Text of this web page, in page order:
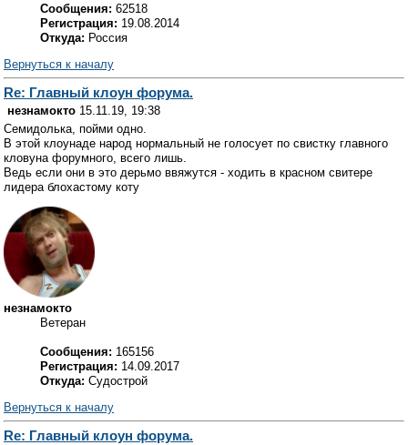
Сообщения: 62518
Регистрация: 19.08.2014
Откуда: Россия
Вернуться к началу
Re: Главный клоун форума.
незнамокто 15.11.19, 19:38
Семидолька, пойми одно.
В этой клоунаде народ нормальный не голосует по свистку главного
кловуна форумного, всего лишь.
Ведь если они в это дерьмо ввяжутся - ходить в красном свитере
лидера блохастому коту
незнамокто
Ветеран
Сообщения: 165156
Регистрация: 14.09.2017
Откуда: Судострой
Вернуться к началу
Re: Главный клоун форума.